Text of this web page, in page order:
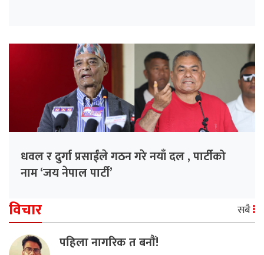
धवल र दुर्गा प्रसाईंले गठन गरे नयाँ दल , पार्टीको
नाम ‘जय नेपाल पार्टी’
विचार सबै
पहिला नागरिक त बनाैं!